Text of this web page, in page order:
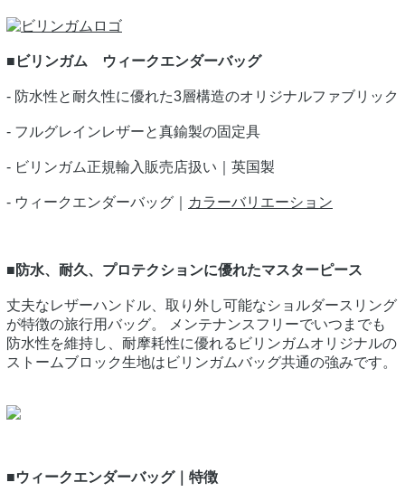
■ビリンガム ウィークエンダーバッグ
- 防水性と耐久性に優れた3層構造のオリジナルファブリック
- フルグレインレザーと真鍮製の固定具
- ビリンガム正規輸入販売店扱い｜英国製
- ウィークエンダーバッグ｜ カラーバリエーション
■防水、耐久、プロテクションに優れたマスターピース
丈夫なレザーハンドル、取り外し可能なショルダースリング
が特徴の旅行用バッグ。 メンテナンスフリーでいつまでも
防水性を維持し、耐摩耗性に優れるビリンガムオリジナルの
ストームブロック生地はビリンガムバッグ共通の強みです。
■ウィークエンダーバッグ｜特徴